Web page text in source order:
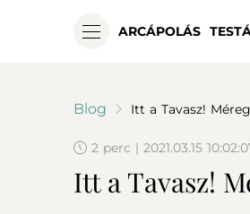
ARCÁPOLÁS
Blog Itt a Tavasz!
2 perc | 2021.03.15
Itt a Tavasz!